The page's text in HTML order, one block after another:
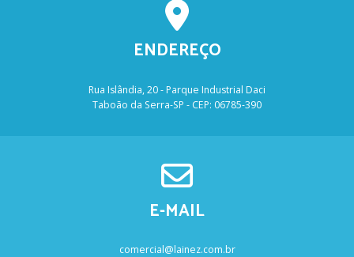
ENDEREÇO
Rua Islândia, 20 - Parque Industrial Daci
Taboão da Serra-SP - CEP: 06785-390
E-MAIL
comercial@lainez.com.br